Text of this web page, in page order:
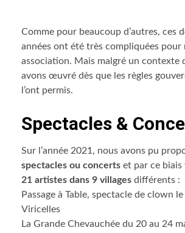
Comme pour beaucoup d’autres, ces
années ont été très compliquées pour
association. Mais malgré un contexte
avons œuvré dès que les règles
l’ont permis.
Spectacles &
Sur l’année 2021, nous avons pu
spectacles ou concerts et par ce
21 artistes dans 9 villages différents :
Passage à Table, spectacle de clown
Viricelles
La Grande Chevauchée du 20 au 24